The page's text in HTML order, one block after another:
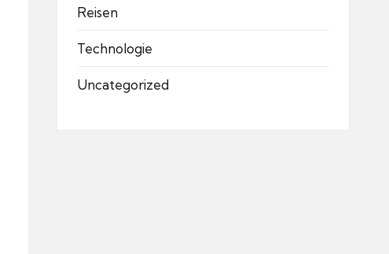
Reisen
Technologie
Uncategorized